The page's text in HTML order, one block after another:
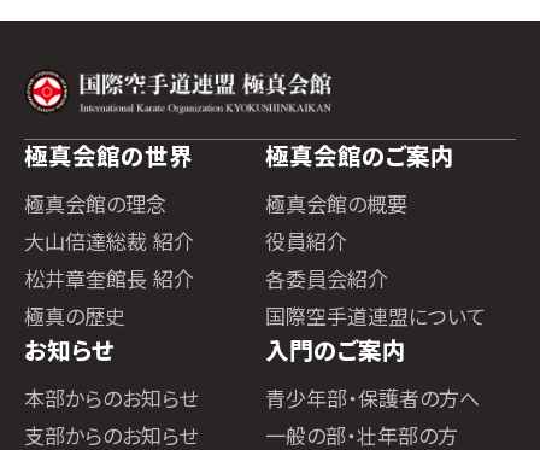
極真会館の世界
極真会館の理念
大山倍達総裁 紹介
松井章奎館長 紹介
極真の歴史
極真会館のご案内
極真会館の概要
役員紹介
各委員会紹介
国際空手道連盟について
お知らせ
本部からのお知らせ
支部からのお知らせ
入門のご案内
青少年部・保護者の方へ
一般の部・壮年部の方